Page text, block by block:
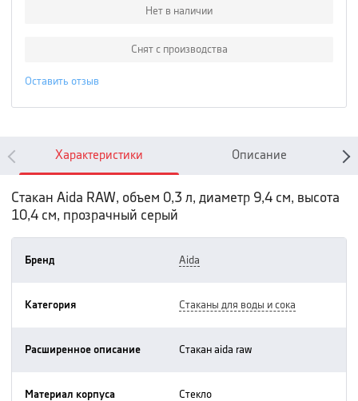
Нет в наличии
Снят с производства
Оставить отзыв
Характеристики Описание
Стакан Aida RAW, объем 0,3 л, диаметр 9,4 см, высота
10,4 см, прозрачный серый
Бренд aida
Категория стаканы для воды и сока
Расширенное описание стакан aida raw
Материал корпуса стекло